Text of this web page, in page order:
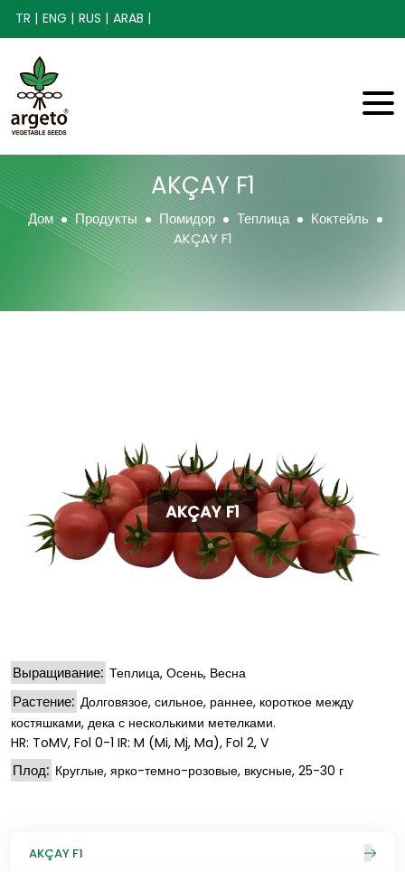
TR | ENG | RUS | ARAB |
AKÇAY F1
Дом Продукты Помидор Теплица
Коктейль
AKÇAY F1
AKÇAY F1
Выращивание: Теплица, Осень, Весна
Растение: Долговязое, сильное, раннее, короткое между
костяшками, дека с несколькими метелками.
HR: ToMV, Fol 0-1 IR: M (Mi, Mj, Ma), Fol 2, V
Плод: Круглые, ярко-темно-розовые, вкусные, 25-30 г
AKÇAY F1